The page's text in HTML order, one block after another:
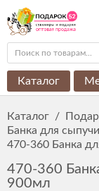
Каталог
Каталог /
Банка для
470-360 Банка
470-360
900мл